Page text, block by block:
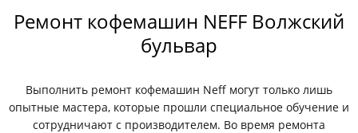
Ремонт кофемашин NEFF Волжский
бульвар
Выполнить ремонт кофемашин Neff могут только лишь
опытные мастера, которые прошли специальное обучение и
сотрудничают с производителем. Во время ремонта